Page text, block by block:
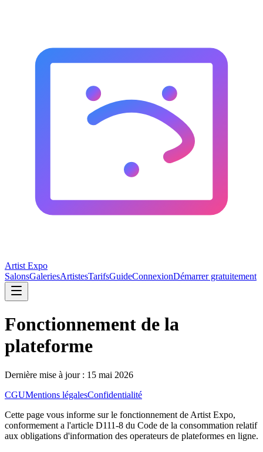
Artist Expo
SalonsGaleriesArtistesTarifsGuideConnexionDémarrer gratuitement
Fonctionnement de la
plateforme
Dernière mise à jour : 15 mai 2026
CGUMentions légalesConfidentialité
Cette page vous informe sur le fonctionnement de Artist Expo,
conformement a l'article D111-8 du Code de la consommation relatif
aux obligations d'information des operateurs de plateformes en ligne.